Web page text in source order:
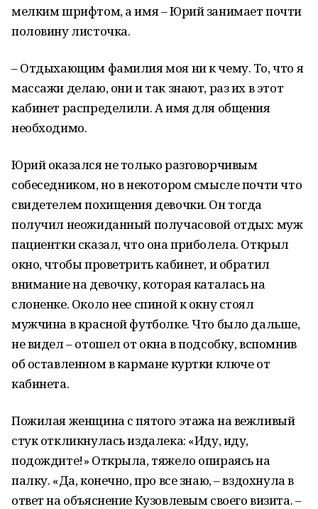
мелким шрифтом, а имя – Юрий занимает почти
половину листочка.
– Отдыхающим фамилия моя ни к чему. То, что я
массажи делаю, они и так знают, раз их в этот
кабинет распределили. А имя для общения
необходимо.
Юрий оказался не только разговорчивым
собеседником, но в некотором смысле почти что
свидетелем похищения девочки. Он тогда
получил неожиданный получасовой отдых: муж
пациентки сказал, что она приболела. Открыл
окно, чтобы проветрить кабинет, и обратил
внимание на девочку, которая каталась на
слоненке. Около нее спиной к окну стоял
мужчина в красной футболке. Что было дальше,
не видел – отошел от окна в подсобку, вспомнив
об оставленном в кармане куртки ключе от
кабинета.
Пожилая женщина с пятого этажа на вежливый
стук откликнулась издалека: «Иду, иду,
подождите!» Открыла, тяжело опираясь на
палку. «Да, конечно, про все знаю, – вздохнула в
ответ на объяснение Кузовлевым своего визита. –